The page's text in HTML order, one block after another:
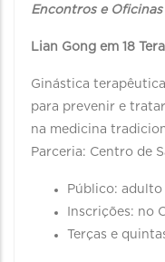
Encontros e Oficinas
Lian Gong em 18
Ginástica
para prevenir e
na medicina
Parceria: Centro de
Público: adulto
Inscrições: no
Terças e